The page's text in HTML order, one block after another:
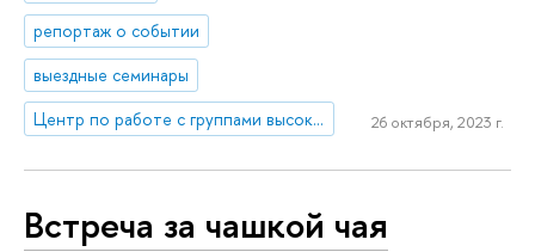
репортаж о событии
выездные семинары
Центр по работе с группами высокого профессионального потенциала
26 октября, 2023 г.
Встреча за чашкой чая